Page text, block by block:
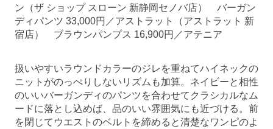
ン（ザ ショップ スローン 新静岡セノバ店） バーガン
ディパンツ 33,000円／アストラット（アストラット 新
宿店） ブラウンパンプス 16,900円／アテニア
扱いやすいラウンドカラーのジレを重ねてハイネックの
ニットがのっぺりしないリズムも加算。ネイビーと相性
のいいバーガンディのパンツを合わせてクラシカルなム
ードに落とし込めば、品のいい雰囲気にも近づける。前
を閉じてウエストのベルトを締めると清楚なワンピのよ